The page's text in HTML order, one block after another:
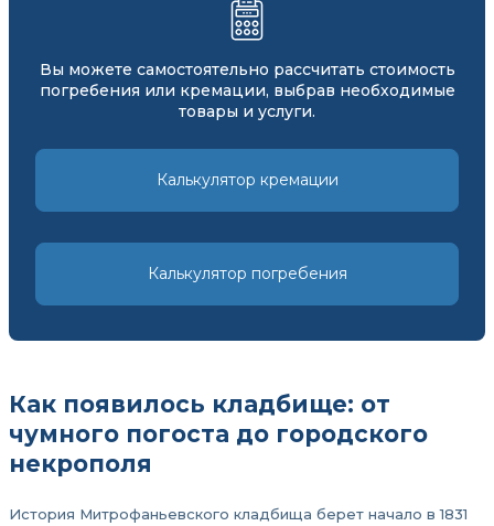
Вы можете самостоятельно рассчитать стоимость
погребения или кремации, выбрав необходимые
товары и услуги.
Калькулятор кремации
Калькулятор погребения
Как появилось кладбище: от
чумного погоста до городского
некрополя
История Митрофаньевского кладбища берет начало в 1831